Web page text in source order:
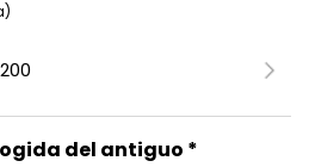
del antiguo *